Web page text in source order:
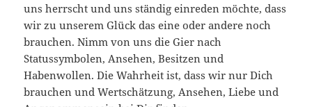
uns herrscht und uns ständig einreden möchte, dass
wir zu unserem Glück das eine oder andere noch
brauchen. Nimm von uns die Gier nach
Statussymbolen, Ansehen, Besitzen und
Habenwollen. Die Wahrheit ist, dass wir nur Dich
brauchen und Wertschätzung, Ansehen, Liebe und